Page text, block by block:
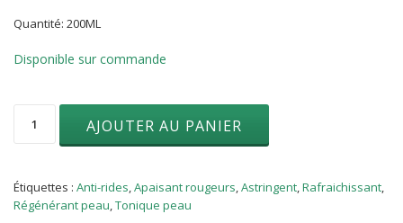
Quantité: 200ML
Disponible sur commande
Rose
Damas
(Rosa
AJOUTER AU PANIER
Étiquettes : Anti-rides,Apaisant rougeurs,Astringent,Rafraichissant,
Régénérant peau,Tonique peau